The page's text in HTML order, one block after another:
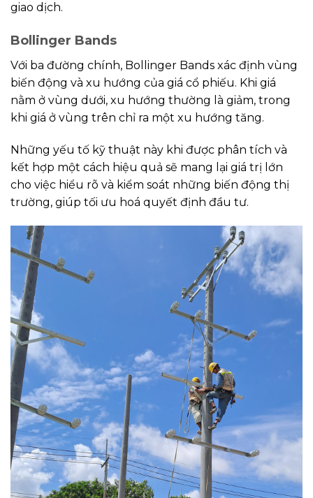
giao dịch.
Bollinger Bands
Với ba đường chính, Bollinger Bands xác định vùng
biến động và xu hướng của giá cổ phiếu. Khi giá
nằm ở vùng dưới, xu hướng thường là giảm, trong
khi giá ở vùng trên chỉ ra một xu hướng tăng.
Những yếu tố kỹ thuật này khi được phân tích và
kết hợp một cách hiệu quả sẽ mang lại giá trị lớn
cho việc hiểu rõ và kiểm soát những biến động thị
trường, giúp tối ưu hoá quyết định đầu tư.